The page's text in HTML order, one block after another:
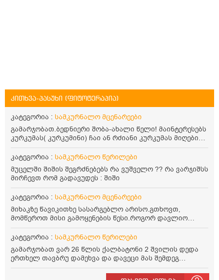
კითხვა-პასუხი (ფიტოტერაპია)
კატეგორია : სამკურნალო მცენარეები
გამარჯობათ.ბედნიერი შობა-ახალი წელი! მაინტერესებს
კურკუმას( კურკუმინი) ჩაი ან რძიანი კურკუმას მიღების
წესი. მაინტერესებდა და წავიკითხე ასეთი ინფორმაცია:
კურკუმას გააჩნია ანთების საწინააღმდეგო,
უნდა მივიღოთო ცხიმთან და შავ პილპილთან ერთად
ეფექტურობის მიზნით. 1) პირველი ვარიანტი არის ჩაი:
როგორ მივიღო კურკუმას ჩაი? უზმოზე,ჭამამდე თუ ჭამის
შემდეგ? თბილი წყალი უნდა დავასხათ თუ მდუღარე?
წავიკითხე რომ კურკუმას თუ დავასხამთ მდუღარე
წყალს, ის დაკარგავსო სასარგებლო თვისებებს, ასევე
წავიკითხე რომ თუ არ ადუღდა კურკუმა წყალში, მაშინ
შეიცავო დიდი ოდენობით ოქსალატებს და თირკმელში
გააჩენსო კენჭებს. ზუსტად ვერ გავიგე როგორ
მოვამზადო უსაფრთხოდ. 2) მეორე ვარიანტი
მაინტერესებს რძესთან ერთად მიღება: რძეში ჩავყარო
ერთი სუფრის კოვზის მეოთხედი ფხვნილი კურკუმა და
კატეგორია : სამკურნალო წერილები
მუცელში შიშის შეგრძნებებს რა ვუშველო ?? რა ვარჯიშსს
მირჩევთ რომ გადავუდეს : შიში
კატეგორია : სამკურნალო მცენარეები
მიხაკზე წავიკითხე სასარგებლო არისო.გთხოვთ,
მომწეროთ მისი გამოყენების წესი.როგორ დავლიო
მიხაკის ჩაი. ასევე მაინტერესებს ლეიკოციტები მაქვს
ოდნავ დაბალი და წავიკითხე ლეიკოციტების დონეს
კატეგორია : სამკურნალო წერილები
გამარჯობათ ვარ 26 წლის ქალბატონი 2 შვილის დედა
ერთხელ თავბრუ დამეხვა და დავეცი მას შემდეგ
დამეწყო შიშები ვეღარ გავდიოდი გარეთ რადგან ისევ
ასე ცუდად არ გავხდარიყავი ყურის ანთება მქონდა